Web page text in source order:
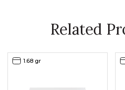
Related
1.68 gr